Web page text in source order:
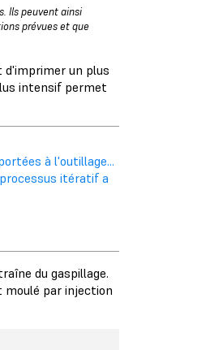
Ils peuvent ainsi
prévues et que
d'imprimer un plus
intensif permet
à l'outillage...
itératif a
du gaspillage.
moulé par injection